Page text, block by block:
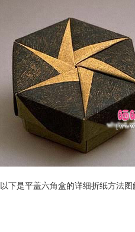
以下是平盖六角盒的详细折纸方法图